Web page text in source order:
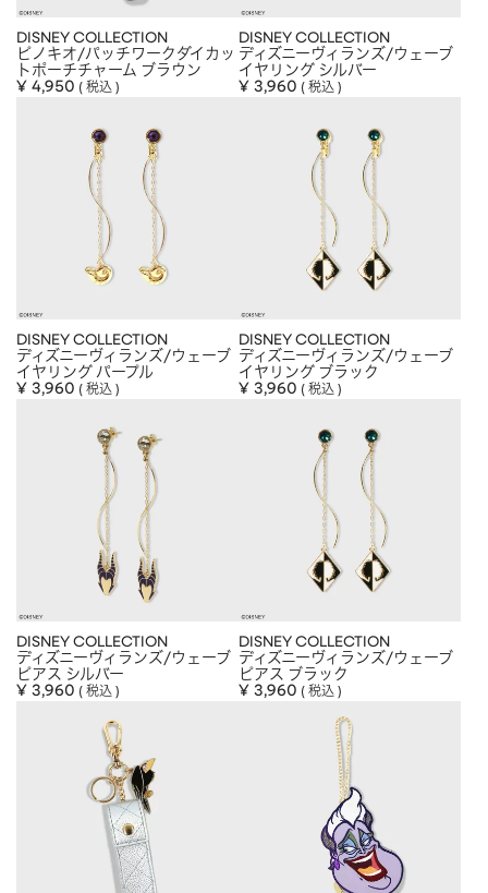
DISNEY COLLECTION
ピノキオ/パッチワークダイカッ
トポーチチャーム ブラウン
¥ 4,950 税込
DISNEY COLLECTION
ディズニーヴィランズ/ウェーブ
イヤリング シルバー
¥ 3,960 税込
DISNEY COLLECTION
ディズニーヴィランズ/ウェーブ
イヤリング パープル
¥ 3,960 税込
DISNEY COLLECTION
ディズニーヴィランズ/ウェーブ
イヤリング ブラック
¥ 3,960 税込
DISNEY COLLECTION
ディズニーヴィランズ/ウェーブ
ピアス シルバー
¥ 3,960 税込
DISNEY COLLECTION
ディズニーヴィランズ/ウェーブ
ピアス ブラック
¥ 3,960 税込